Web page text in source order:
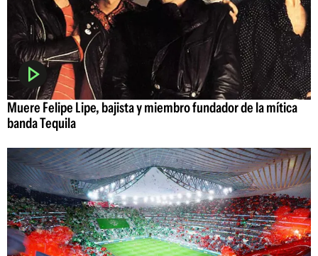
Muere Felipe Lipe, bajista y miembro fundador de la mítica
banda Tequila